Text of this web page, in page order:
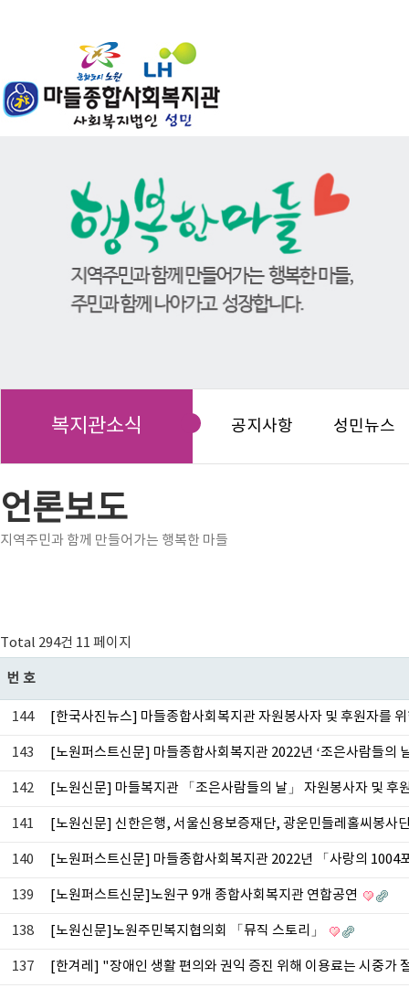
복지관소식 공지사항 성민뉴스
언론보도
지역주민과 함께 만들어가는 행복한 마들
Total 294건 11 페이지
번호
144 [한국사진뉴스] 마들종합사회복지관 자원봉사자 및 후원자를
143 [노원퍼스트신문] 마들종합사회복지관 2022년 ‘조은사람들의
142 [노원신문] 마들복지관 「조은사람들의 날」 자원봉사자 및 후
141 [노원신문] 신한은행, 서울신용보증재단, 광운민들레홀씨봉
140 [노원퍼스트신문] 마들종합사회복지관 2022년 「사랑의 1004
139 [노원퍼스트신문]노원구 9개 종합사회복지관 연합공연
138 [노원신문]노원주민복지협의회 「뮤직 스토리」
137 [한겨레] "장애인 생활 편의와 권익 증진 위해 이용료는 시중가